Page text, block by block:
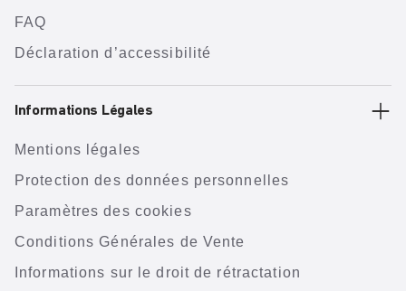
FAQ
Déclaration d’accessibilité
Informations Légales
Mentions légales
Protection des données personnelles
Paramètres des cookies
Conditions Générales de Vente
Informations sur le droit de rétractation